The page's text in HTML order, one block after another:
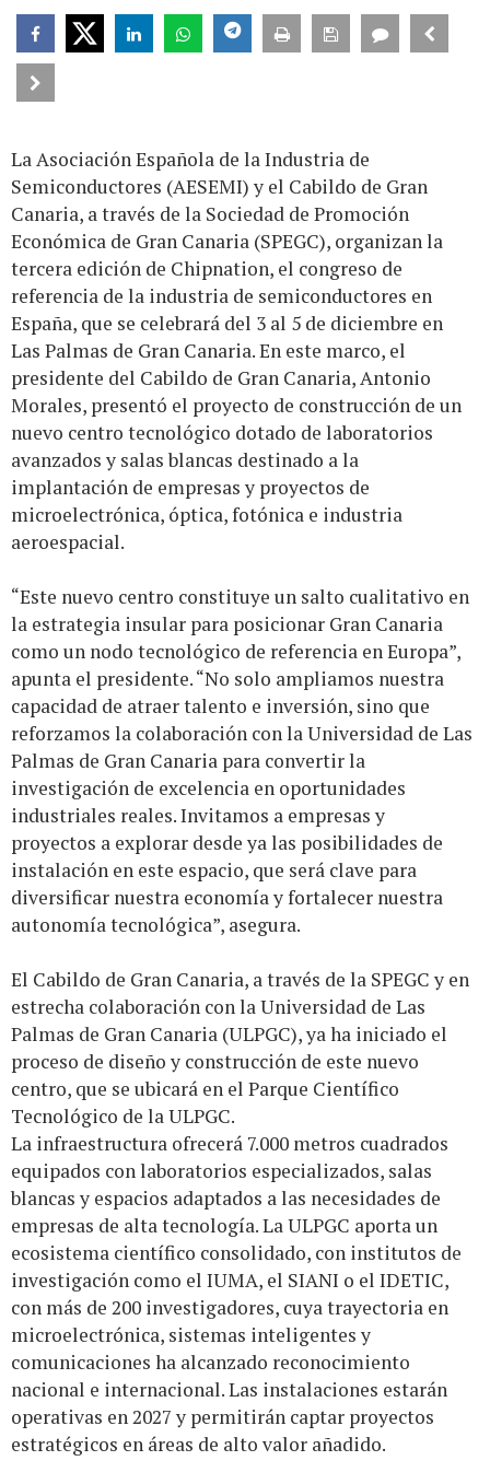
La Asociación Española de la Industria de
Semiconductores (AESEMI) y el Cabildo de Gran
Canaria, a través de la Sociedad de Promoción
Económica de Gran Canaria (SPEGC), organizan la
tercera edición de Chipnation, el congreso de
referencia de la industria de semiconductores en
España, que se celebrará del 3 al 5 de diciembre en
Las Palmas de Gran Canaria. En este marco, el
presidente del Cabildo de Gran Canaria, Antonio
Morales, presentó el proyecto de construcción de un
nuevo centro tecnológico dotado de laboratorios
avanzados y salas blancas destinado a la
implantación de empresas y proyectos de
microelectrónica, óptica, fotónica e industria
aeroespacial.
“Este nuevo centro constituye un salto cualitativo en
la estrategia insular para posicionar Gran Canaria
como un nodo tecnológico de referencia en Europa”,
apunta el presidente. “No solo ampliamos nuestra
capacidad de atraer talento e inversión, sino que
reforzamos la colaboración con la Universidad de Las
Palmas de Gran Canaria para convertir la
investigación de excelencia en oportunidades
industriales reales. Invitamos a empresas y
proyectos a explorar desde ya las posibilidades de
instalación en este espacio, que será clave para
diversificar nuestra economía y fortalecer nuestra
autonomía tecnológica”, asegura.
El Cabildo de Gran Canaria, a través de la SPEGC y en
estrecha colaboración con la Universidad de Las
Palmas de Gran Canaria (ULPGC), ya ha iniciado el
proceso de diseño y construcción de este nuevo
centro, que se ubicará en el Parque Científico
Tecnológico de la ULPGC.
La infraestructura ofrecerá 7.000 metros cuadrados
equipados con laboratorios especializados, salas
blancas y espacios adaptados a las necesidades de
empresas de alta tecnología. La ULPGC aporta un
ecosistema científico consolidado, con institutos de
investigación como el IUMA, el SIANI o el IDETIC,
con más de 200 investigadores, cuya trayectoria en
microelectrónica, sistemas inteligentes y
comunicaciones ha alcanzado reconocimiento
nacional e internacional. Las instalaciones estarán
operativas en 2027 y permitirán captar proyectos
estratégicos en áreas de alto valor añadido.